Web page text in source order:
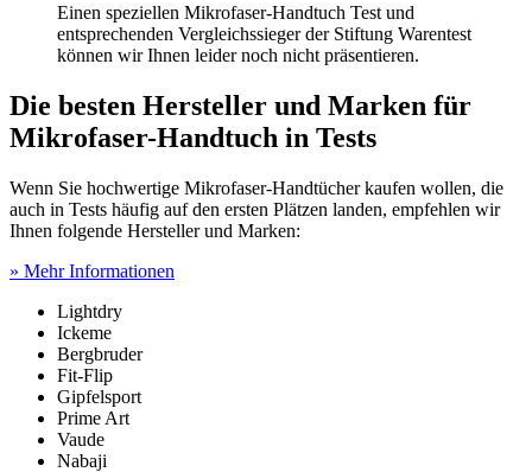
Einen speziellen Mikrofaser-Handtuch Test und
entsprechenden Vergleichssieger der Stiftung Warentest
können wir Ihnen leider noch nicht präsentieren.
Die besten Hersteller und Marken für
Mikrofaser-Handtuch in Tests
Wenn Sie hochwertige Mikrofaser-Handtücher kaufen wollen, die
auch in Tests häufig auf den ersten Plätzen landen, empfehlen wir
Ihnen folgende Hersteller und Marken:
» Mehr Informationen
Lightdry
Ickeme
Bergbruder
Fit-Flip
Gipfelsport
Prime Art
Vaude
Nabaji